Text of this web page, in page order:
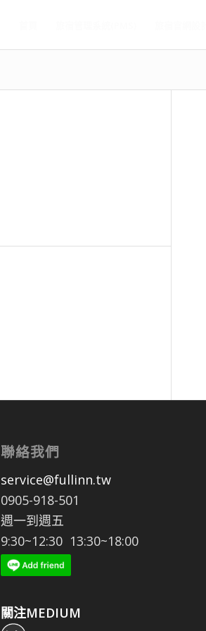
聯絡我們
service@fullinn.tw
0905-918-501
週一到週五
9:30~12:30 13:30~18:00
關注MEDIUM